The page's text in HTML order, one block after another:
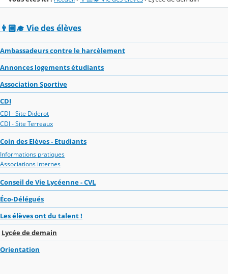
👨🏼‍🎓 Vie des élèves
Ambassadeurs contre le harcèlement
Annonces logements étudiants
Association Sportive
CDI
CDI - Site Diderot
CDI - Site Terreaux
Coin des Elèves - Etudiants
Informations pratiques
Associations internes
Conseil de Vie Lycéenne - CVL
Éco-Délégués
Les élèves ont du talent !
Lycée de demain
Orientation